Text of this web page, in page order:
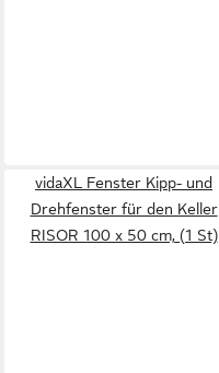
vidaXL Fenster Kipp- und
Drehfenster für den Keller
RISOR 100 x 50 cm, (1 St)